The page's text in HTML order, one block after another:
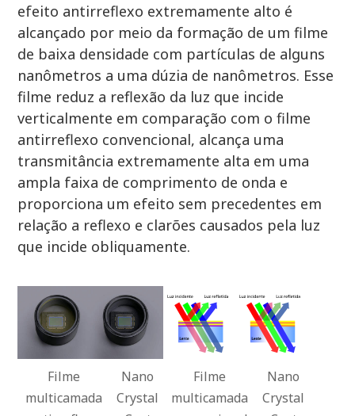
efeito antirreflexo extremamente alto é
alcançado por meio da formação de um filme
de baixa densidade com partículas de alguns
nanômetros a uma dúzia de nanômetros. Esse
filme reduz a reflexão da luz que incide
verticalmente em comparação com o filme
antirreflexo convencional, alcança uma
transmitância extremamente alta em uma
ampla faixa de comprimento de onda e
proporciona um efeito sem precedentes em
relação a reflexo e clarões causados pela luz
que incide obliquamente.
Filme
multicamada
Nano
Crystal
Filme
multicamada
Nano
Crystal